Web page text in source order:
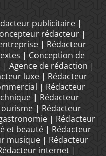
publicitaire |
rédacteur |
| Rédacteur
| Conception de
Agence de rédaction |
luxe | Rédacteur
| Rédacteur
| Rédacteur
| Rédacteur
| Rédacteur
et beauté | Rédacteur
musique | Rédacteur
internet |